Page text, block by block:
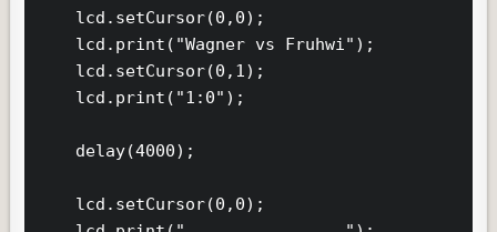
    lcd.setCursor(0,0);
    lcd.print("Wagner vs Fruhwi");
    lcd.setCursor(0,1);
    lcd.print("1:0");
    delay(4000);
    lcd.setCursor(0,0);